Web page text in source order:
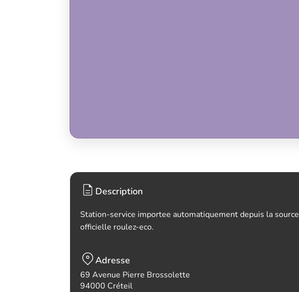
Description
Station-service importee automatiquement depuis la source
officielle roulez-eco.
Adresse
69 Avenue Pierre Brossolette
94000 Créteil